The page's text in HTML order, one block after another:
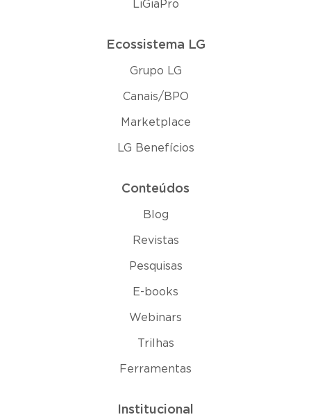
LiGiaPro
Ecossistema LG
Grupo LG
Canais/BPO
Marketplace
LG Benefícios
Conteúdos
Blog
Revistas
Pesquisas
E-books
Webinars
Trilhas
Ferramentas
Institucional